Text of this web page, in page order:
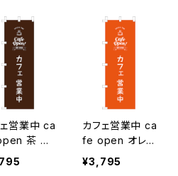
営業中 ca
茶 の
カフェ営業中 ca
fe open オレン
ジ のぼり旗
¥3,795